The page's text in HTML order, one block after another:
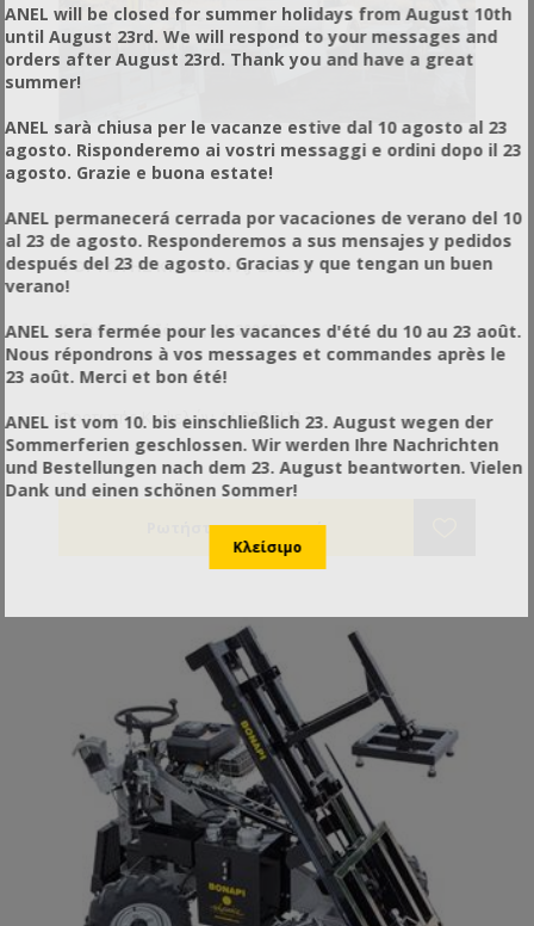
ΦΟΡΤΩΤΉΣ ΚΥΨΕΛΏΝ AJ-2006HR
Κωδικός προϊόντος: AJ-2006HR
Φορτωτής Κυψελών AJ-2006HR
ANEL will be closed for summer holidays from August 10th
until August 23rd. We will respond to your messages and
orders after August 23rd. Thank you and have a great
summer!
ANEL sarà chiusa per le vacanze estive dal 10 agosto al 23
agosto. Risponderemo ai vostri messaggi e ordini dopo il 23
agosto. Grazie e buona estate!
ANEL permanecerá cerrada por vacaciones de verano del 10
al 23 de agosto. Responderemos a sus mensajes y pedidos
después del 23 de agosto. Gracias y que tengan un buen
verano!
ANEL sera fermée pour les vacances d'été du 10 au 23 août.
Nous répondrons à vos messages et commandes après le
23 août. Merci et bon été!
ANEL ist vom 10. bis einschließlich 23. August wegen der
Sommerferien geschlossen. Wir werden Ihre Nachrichten
und Bestellungen nach dem 23. August beantworten. Vielen
Dank und einen schönen Sommer!